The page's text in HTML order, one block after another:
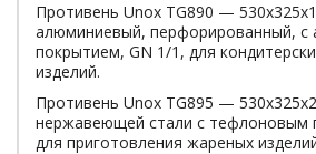
Противень Unox TG890 —
алюминиевый, перфорированный, с
покрытием, GN 1/1, для
изделий.
Противень Unox TG895 —
нержавеющей стали с тефлоновым
для приготовления жареных